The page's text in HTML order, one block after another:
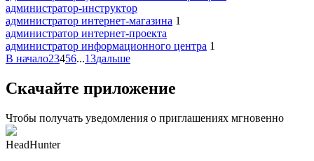
администратор-инструктор
администратор интернет-магазина 1
администратор интернет-проекта
администратор информационного центра 1
В начало23456...13дальше
Скачайте приложение
Чтобы получать уведомления о приглашениях мгновенно
HeadHunter